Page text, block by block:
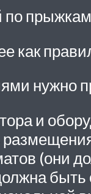
как
нужно
и
(они